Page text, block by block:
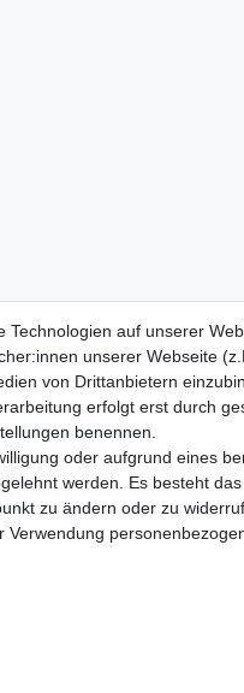
Technologien auf unserer
unserer Webseite
von Drittanbietern
erfolgt erst durch
benennen.
oder aufgrund eines
werden. Es besteht
zu ändern oder zu
Verwendung